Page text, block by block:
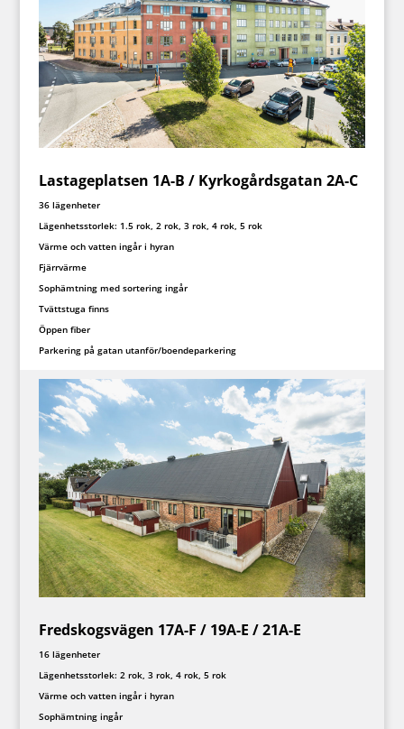
Lastageplatsen 1A-B / Kyrkogårdsgatan 2A-C
36 lägenheter
Lägenhetsstorlek: 1.5 rok, 2 rok, 3 rok, 4 rok, 5 rok
Värme och vatten ingår i hyran
Fjärrvärme
Sophämtning med sortering ingår
Tvättstuga finns
Öppen fiber
Parkering på gatan utanför/boendeparkering
Fredskogsvägen 17A-F / 19A-E / 21A-E
16 lägenheter
Lägenhetsstorlek: 2 rok, 3 rok, 4 rok, 5 rok
Värme och vatten ingår i hyran
Sophämtning ingår